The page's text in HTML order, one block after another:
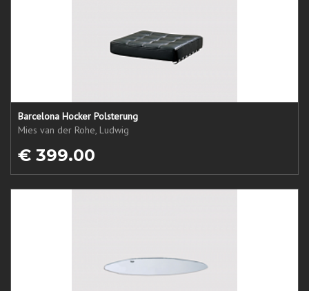
Barcelona Hocker Polsterung
Mies van der Rohe, Ludwig
€ 399.00